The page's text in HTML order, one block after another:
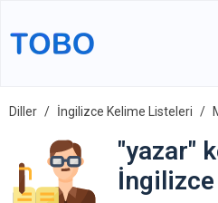
Diller İngilizce Kelime Listeleri
"yazar"